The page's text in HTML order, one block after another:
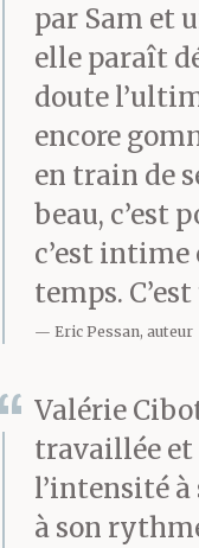
de
tissé
ton
air.
jardin, il
tard. Je
seuil de
par Sam et
elle paraît
doute
encore
en train de
beau, c’est
c’est
temps.
Eric Pessan, auteur
Valérie
travaillée et
l’intensité à
à son